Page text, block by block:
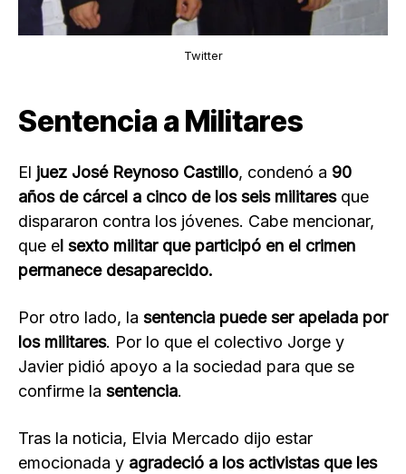
Twitter
Sentencia a Militares
El juez José Reynoso Castillo, condenó a 90
años de cárcel a cinco de los seis militares que
dispararon contra los jóvenes. Cabe mencionar,
que el sexto militar que participó en el crimen
permanece desaparecido.
Por otro lado, la sentencia puede ser apelada por
los militares. Por lo que el colectivo Jorge y
Javier pidió apoyo a la sociedad para que se
confirme la sentencia.
Tras la noticia, Elvia Mercado dijo estar
emocionada y agradeció a los activistas que les